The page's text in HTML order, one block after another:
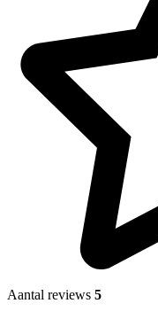
Aantal reviews 5